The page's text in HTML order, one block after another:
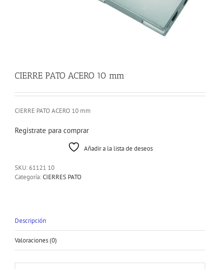
CIERRE PATO ACERO 10 mm
CIERRE PATO ACERO 10 mm
Registrate para comprar
Añadir a la lista de deseos
SKU:61121 10
Categoría:CIERRES PATO
Descripción
Valoraciones (0)